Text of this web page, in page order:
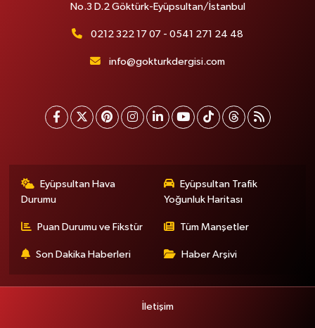
No.3 D.2 Göktürk-Eyüpsultan/İstanbul
0212 322 17 07 - 0541 271 24 48
info@gokturkdergisi.com
Eyüpsultan Hava
Durumu
Eyüpsultan Trafik
Yoğunluk Haritası
Puan Durumu ve Fikstür Tüm Manşetler
Son Dakika Haberleri Haber Arşivi
İletişim